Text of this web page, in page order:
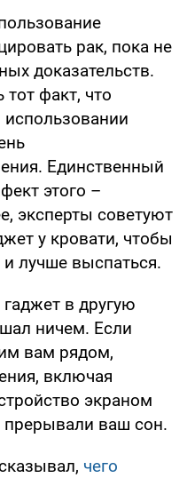
рак, пока не
доказательств.
факт, что
Единственный
этого –
эксперты советуют
у кровати, чтобы
лучше выспаться.
в другую
ничем. Если
вам рядом,
включая
экраном
ваш сон.
чего